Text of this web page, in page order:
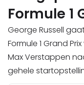
Formule 1
George Russell
Formule 1 Grand
Max Verstappen
gehele